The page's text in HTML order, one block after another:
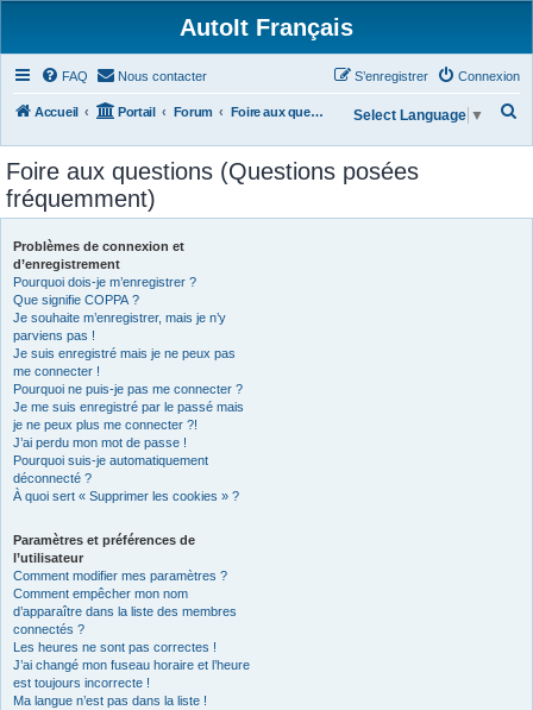
AutoIt Français
FAQ Nous contacter Connexion
S’enregistrer
Accueil Portail Forum Foire aux questions (Questions posées fréquemment) Select Language ▼
Foire aux questions (Questions posées
fréquemment)
Problèmes de connexion et
d’enregistrement
Pourquoi dois-je m’enregistrer ?
Que signifie COPPA ?
Je souhaite m’enregistrer, mais je n’y
parviens pas !
Je suis enregistré mais je ne peux pas
me connecter !
Pourquoi ne puis-je pas me connecter ?
Je me suis enregistré par le passé mais
je ne peux plus me connecter ?!
J’ai perdu mon mot de passe !
Pourquoi suis-je automatiquement
déconnecté ?
À quoi sert « Supprimer les cookies » ?
Paramètres et préférences de
l’utilisateur
Comment modifier mes paramètres ?
Comment empêcher mon nom
d’apparaître dans la liste des membres
connectés ?
Les heures ne sont pas correctes !
J’ai changé mon fuseau horaire et l’heure
est toujours incorrecte !
Ma langue n’est pas dans la liste !